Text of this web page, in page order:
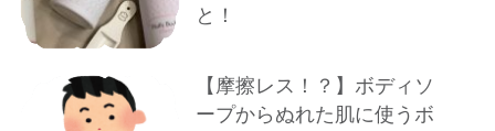
と！
【摩擦レス！？】ボディソ
ープからぬれた肌に使うボ